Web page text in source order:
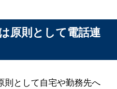
終盤で行われる
原則として電話連
則として自宅や勤務先へ